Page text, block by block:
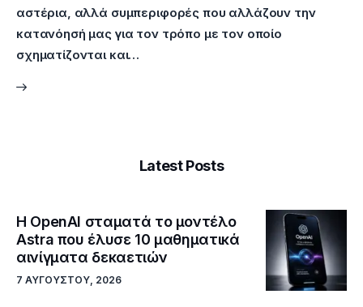
αστέρια, αλλά συμπεριφορές που αλλάζουν την
κατανόησή μας για τον τρόπο με τον οποίο
σχηματίζονται και…
Latest Posts
Η OpenAI σταματά το μοντέλο
Astra που έλυσε 10 μαθηματικά
αινίγματα δεκαετιών
7 ΑΥΓΟΎΣΤΟΥ, 2026